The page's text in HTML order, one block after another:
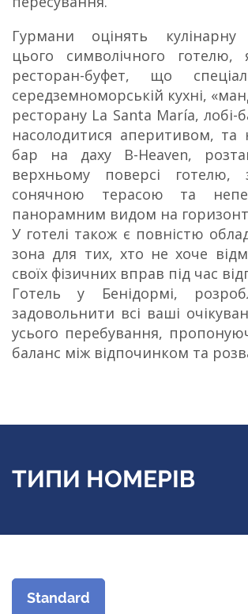
Гурмани оцінять кулінарну
цього символічного готелю,
ресторан-буфет, що
середземноморській кухні,
ресторану La Santa María,
насолодитися аперитивом, та
бар на даху B-Heaven,
верхньому поверсі готелю,
сонячною терасою та
панорамним видом на
У готелі також є повністю
зона для тих, хто не хоче
своїх фізичних вправ під час
Готель у Бенідормі,
задовольнити всі ваші
усього перебування,
баланс між відпочинком та
ТИПИ НОМЕРІВ
Standard